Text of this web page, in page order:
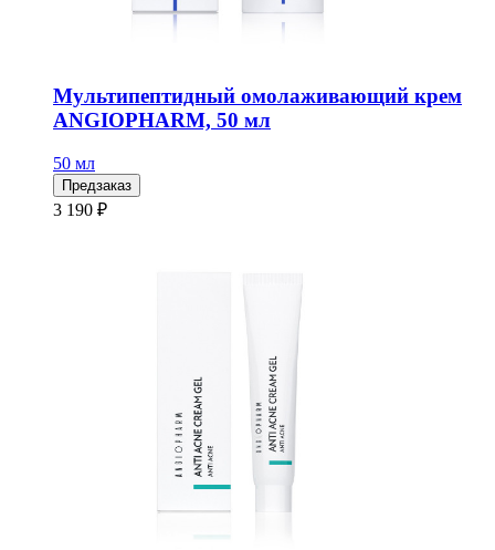
Мультипептидный омолаживающий крем
ANGIOPHARM, 50 мл
50 мл
Предзаказ
3 190 ₽